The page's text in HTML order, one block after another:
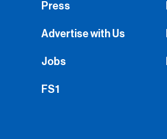
Press
Advertise with Us
Jobs
FS1